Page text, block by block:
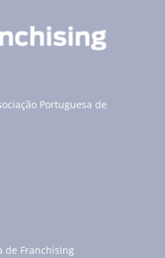
Portuguesa de
de Franchising